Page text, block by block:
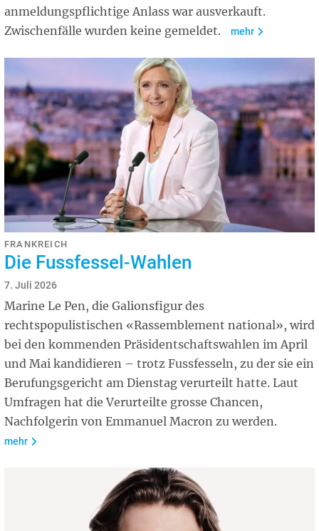
anmeldungspflichtige Anlass war ausverkauft.
Zwischenfälle wurden keine gemeldet.
mehr
FRANKREICH
Die Fussfessel-Wahlen
7. Juli 2026
Marine Le Pen, die Galionsfigur des
rechtspopulistischen «Rassemblement national», wird
bei den kommenden Präsidentschaftswahlen im April
und Mai kandidieren – trotz Fussfesseln, zu der sie ein
Berufungsgericht am Dienstag verurteilt hatte. Laut
Umfragen hat die Verurteilte grosse Chancen,
Nachfolgerin von Emmanuel Macron zu werden.
mehr